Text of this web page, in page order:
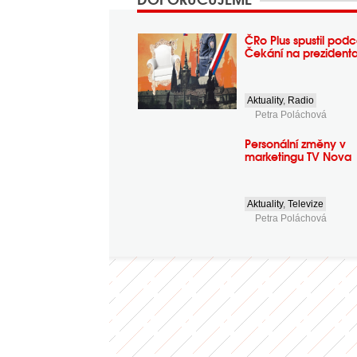
ČRo Plus spustil
Čekání na
Aktuality, Radio
Petra Poláchová
Personální změny v
marketingu TV Nova
Aktuality,Televize
Petra Poláchová